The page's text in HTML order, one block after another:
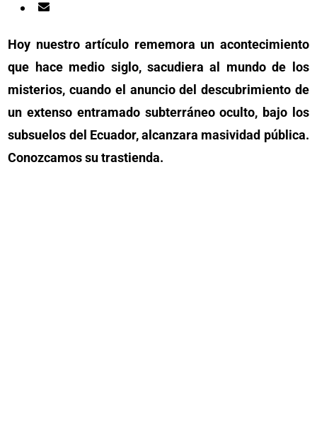
Hoy nuestro artículo rememora un acontecimiento
que hace medio siglo, sacudiera al mundo de los
misterios, cuando el anuncio del descubrimiento de
un extenso entramado subterráneo oculto, bajo los
subsuelos del Ecuador, alcanzara masividad pública.
Conozcamos su trastienda.